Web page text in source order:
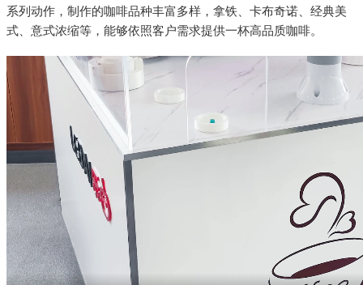
系列动作，制作的咖啡品种丰富多样，拿铁、卡布奇诺、经典美
式、意式浓缩等，能够依照客户需求提供一杯高品质咖啡。